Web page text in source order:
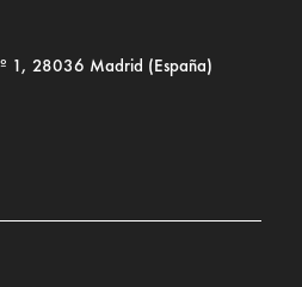
1, 28036 Madrid (España)